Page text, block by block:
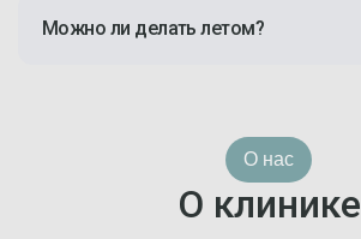
Можно ли делать летом?
О нас
О клинике